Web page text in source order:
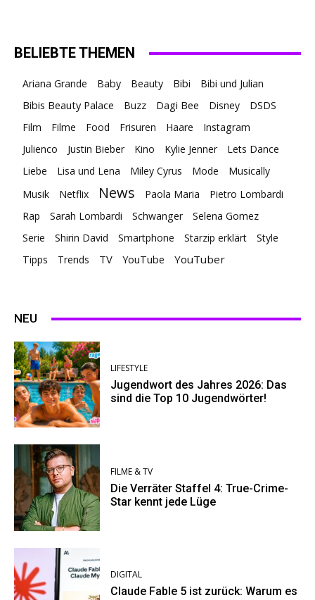
BELIEBTE THEMEN
Ariana Grande Baby Beauty Bibi Bibi und Julian
Bibis Beauty Palace Buzz Dagi Bee Disney
DSDS
Film
Filme Food Frisuren Haare
Instagram
Julienco
Justin Bieber Kino Kylie Jenner
Lets Dance
Liebe
Lisa und Lena Miley Cyrus Mode
Musically
Musik
Netflix News Paola Maria
Pietro Lombardi
Rap
Sarah Lombardi Schwanger
Selena Gomez
Serie
Shirin David Smartphone Starzip erklärt
Style
Tipps
Trends TV YouTube YouTuber
NEU
LIFESTYLE
Jugendwort des Jahres 2026: Das
sind die Top 10 Jugendwörter!
FILME & TV
Die Verräter Staffel 4: True-Crime-
Star kennt jede Lüge
DIGITAL
Claude Fable 5 ist zurück: Warum es